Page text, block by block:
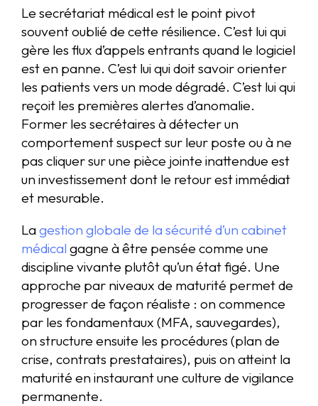
Le secrétariat médical est le point pivot
souvent oublié de cette résilience. C’est lui qui
gère les flux d’appels entrants quand le logiciel
est en panne. C’est lui qui doit savoir orienter
les patients vers un mode dégradé. C’est lui qui
reçoit les premières alertes d’anomalie.
Former les secrétaires à détecter un
comportement suspect sur leur poste ou à ne
pas cliquer sur une pièce jointe inattendue est
un investissement dont le retour est immédiat
et mesurable.
Lagestion globale de la sécurité d’un cabinet
médical gagne à être pensée comme une
discipline vivante plutôt qu’un état figé. Une
approche par niveaux de maturité permet de
progresser de façon réaliste : on commence
par les fondamentaux (MFA, sauvegardes),
on structure ensuite les procédures (plan de
crise, contrats prestataires), puis on atteint la
maturité en instaurant une culture de vigilance
permanente.